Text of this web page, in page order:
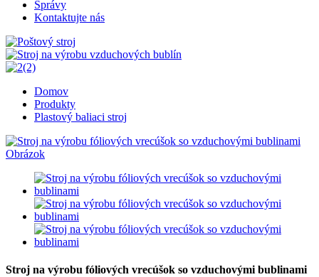
Správy
Kontaktujte nás
Domov
Produkty
Plastový baliaci stroj
Stroj na výrobu fóliových vrecúšok so vzduchovými bublinami